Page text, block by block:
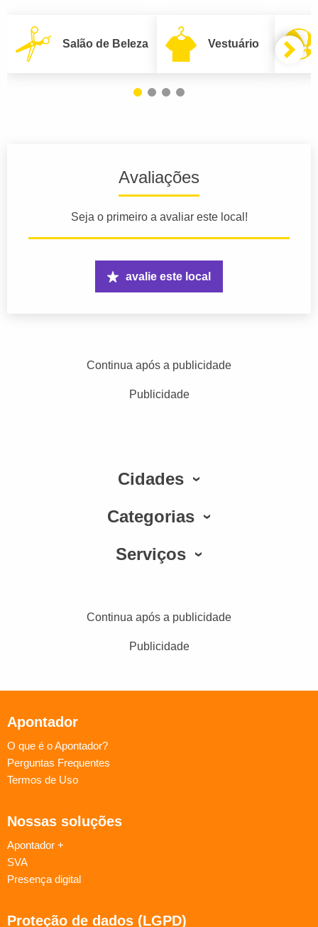
Salão de Beleza Vestuário
Avaliações
Seja o primeiro a avaliar este local!
avalie este local
Continua após a publicidade
Publicidade
Cidades
Categorias
Serviços
Continua após a publicidade
Publicidade
Apontador
O que é o Apontador?
Perguntas Frequentes
Termos de Uso
Nossas soluções
Apontador +
SVA
Presença digital
Proteção de dados (LGPD)